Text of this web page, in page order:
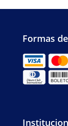
Formas